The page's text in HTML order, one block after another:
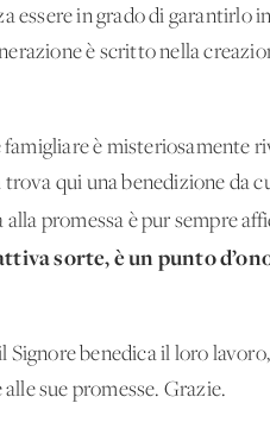
essere in grado di
è scritto nella
famigliare è misteriosamente
qui una benedizione da
promessa è pur sempre
sorte, è un punto
Signore benedica il loro
sue promesse. Grazie.